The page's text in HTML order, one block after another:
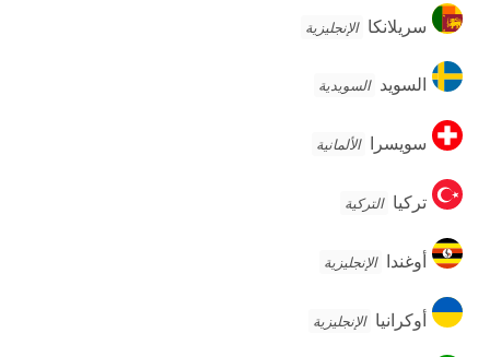
سريلانكا
سريلانكا الإنجليزية
السويد
السويد السويدية
سويسرا
سويسرا الألمانية
تركيا
تركيا التركية
أوغندا
أوغندا الإنجليزية
أوكرانيا
أوكرانيا الإنجليزية